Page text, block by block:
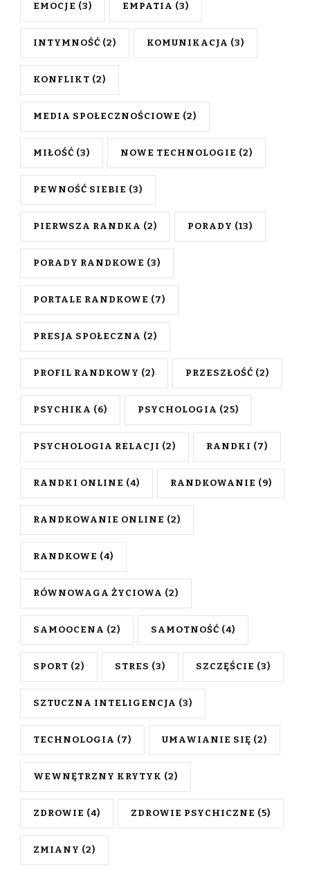
EMOCJE (3) EMPATIA (3)
INTYMNOŚĆ (2) KOMUNIKACJA (3)
KONFLIKT (2)
MEDIA SPOŁECZNOŚCIOWE (2)
MIŁOŚĆ (3) NOWE TECHNOLOGIE (2)
PEWNOŚĆ SIEBIE (3)
PIERWSZA RANDKA (2) PORADY (13)
PORADY RANDKOWE (3)
PORTALE RANDKOWE (7)
PRESJA SPOŁECZNA (2)
PROFIL RANDKOWY (2) PRZESZŁOŚĆ (2)
PSYCHIKA (6) PSYCHOLOGIA (25)
PSYCHOLOGIA RELACJI (2) RANDKI (7)
RANDKI ONLINE (4) RANDKOWANIE (9)
RANDKOWANIE ONLINE (2)
RANDKOWE (4)
RÓWNOWAGA ŻYCIOWA (2)
SAMOOCENA (2) SAMOTNOŚĆ (4)
SPORT (2) STRES (3) SZCZĘŚCIE (3)
SZTUCZNA INTELIGENCJA (3)
TECHNOLOGIA (7) UMAWIANIE SIĘ (2)
WEWNĘTRZNY KRYTYK (2)
ZDROWIE (4) ZDROWIE PSYCHICZNE (5)
ZMIANY (2)